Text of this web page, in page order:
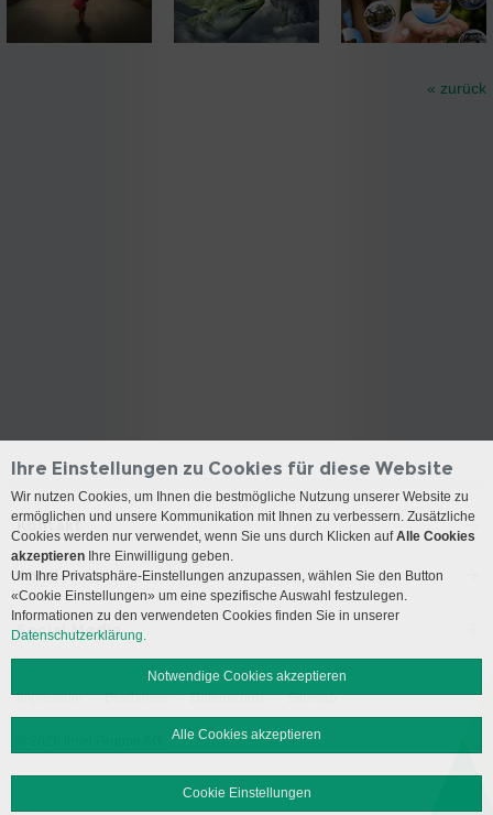
« zurück
Kontakt
Anreise
Social Media
Impressum Disclaimer Datenschutz Sitemap
Ihre Einstellungen zu Cookies für diese Website
Wir nutzen Cookies, um Ihnen die bestmögliche Nutzung unserer Website zu
ermöglichen und unsere Kommunikation mit Ihnen zu verbessern. Zusätzliche
Cookies werden nur verwendet, wenn Sie uns durch Klicken aufAlle Cookies
akzeptieren Ihre Einwilligung geben.
Um Ihre Privatsphäre-Einstellungen anzupassen, wählen Sie den Button
«Cookie Einstellungen» um eine spezifische Auswahl festzulegen.
Informationen zu den verwendeten Cookies finden Sie in unserer
Datenschutzerklärung.
Notwendige Cookies akzeptieren
Alle Cookies akzeptieren
Cookie Einstellungen